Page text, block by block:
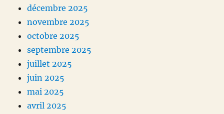
décembre 2025
novembre 2025
octobre 2025
septembre 2025
juillet 2025
juin 2025
mai 2025
avril 2025